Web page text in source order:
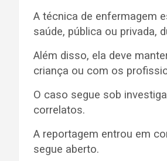
A técnica de enfermagem
saúde, pública ou privada,
Além disso, ela deve
criança ou com os
O caso segue sob
correlatos.
A reportagem entrou em
segue aberto.